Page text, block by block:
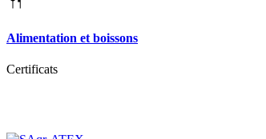
Alimentation et boissons
Certificats